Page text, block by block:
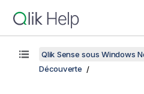
Qlik Sense sous Windows
Découverte